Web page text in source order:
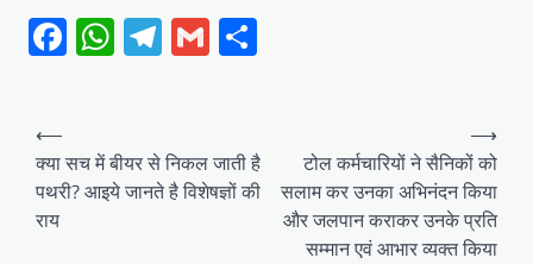
Facebook
WhatsApp
Telegram
Gmail
Post
navigation
⟵
क्या सच में बीयर से निकल जाती है
पथरी? आइये जानते है विशेषज्ञों की
राय
टोल कर्मचारियों ने सैनिकों को
सलाम कर उनका अभिनंदन किया
और जलपान कराकर उनके प्रति
सम्मान एवं आभार व्यक्त किया
⟶